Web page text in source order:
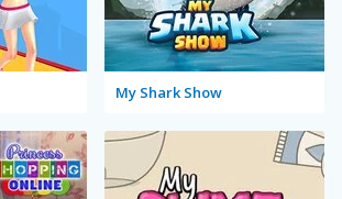
My Shark Show